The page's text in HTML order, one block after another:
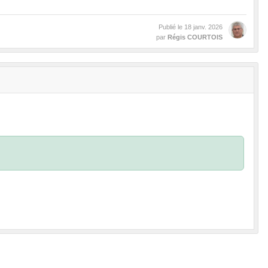
Publié le 18 janv. 2026
par Régis COURTOIS